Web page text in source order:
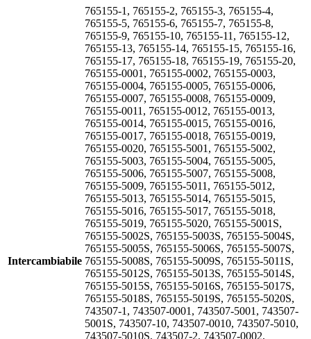
Intercambiabile
765155-1, 765155-2, 765155-3, 765155-4,
765155-5, 765155-6, 765155-7, 765155-8,
765155-9, 765155-10, 765155-11, 765155-12,
765155-13, 765155-14, 765155-15, 765155-16,
765155-17, 765155-18, 765155-19, 765155-20,
765155-0001, 765155-0002, 765155-0003,
765155-0004, 765155-0005, 765155-0006,
765155-0007, 765155-0008, 765155-0009,
765155-0011, 765155-0012, 765155-0013,
765155-0014, 765155-0015, 765155-0016,
765155-0017, 765155-0018, 765155-0019,
765155-0020, 765155-5001, 765155-5002,
765155-5003, 765155-5004, 765155-5005,
765155-5006, 765155-5007, 765155-5008,
765155-5009, 765155-5011, 765155-5012,
765155-5013, 765155-5014, 765155-5015,
765155-5016, 765155-5017, 765155-5018,
765155-5019, 765155-5020, 765155-5001S,
765155-5002S, 765155-5003S, 765155-5004S,
765155-5005S, 765155-5006S, 765155-5007S,
765155-5008S, 765155-5009S, 765155-5011S,
765155-5012S, 765155-5013S, 765155-5014S,
765155-5015S, 765155-5016S, 765155-5017S,
765155-5018S, 765155-5019S, 765155-5020S,
743507-1, 743507-0001, 743507-5001, 743507-
5001S, 743507-10, 743507-0010, 743507-5010,
743507-5010S, 743507-2, 743507-0002,